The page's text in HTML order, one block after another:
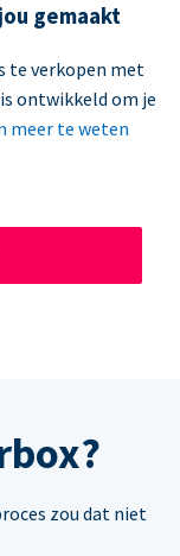
gemaakt
te verkopen met
ontwikkeld om je
meer te weten
zou dat niet